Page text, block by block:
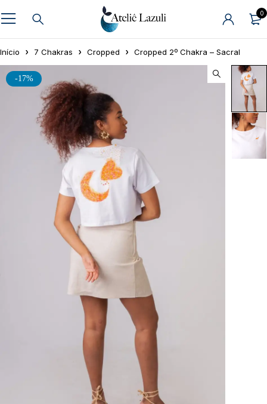
0
Início 7 Chakras Cropped Cropped 2º Chakra – Sacral
-17%